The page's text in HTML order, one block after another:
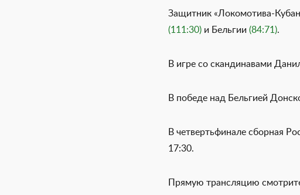
Защитник «Локомотива-
(111:30) и Бельгии (84:71).
В игре со скандинавами
В победе над Бельгией
В четвертьфинале сборная
17:30.
Прямую трансляцию